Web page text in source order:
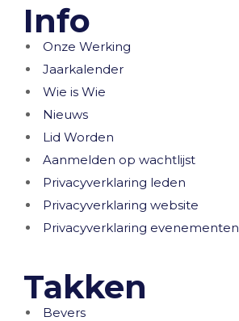
Info
Onze Werking
Jaarkalender
Wie is Wie
Nieuws
Lid Worden
Aanmelden op wachtlijst
Privacyverklaring leden
Privacyverklaring website
Privacyverklaring evenementen
Takken
Bevers